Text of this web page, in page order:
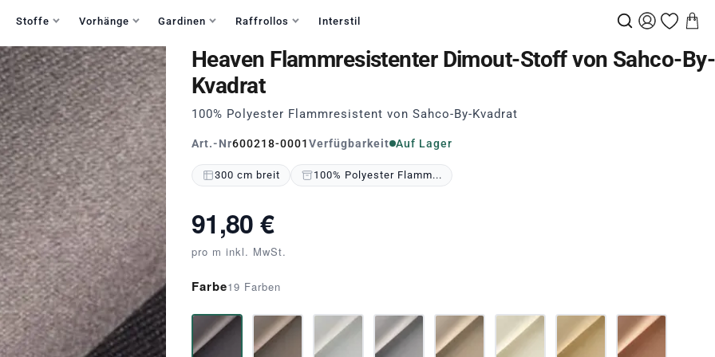
Stoffe Vorhänge Gardinen Raffrollos Interstil
Heaven Flammresistenter Dimout-Stoff von Sahco-By-
Kvadrat
100% Polyester Flammresistent von Sahco-By-Kvadrat
Art.-Nr600218-0001Verfügbarkeit Auf Lager
300 cm breit 100% Polyester Flamm...
91,80 €
pro m inkl. MwSt.
Farbe19 Farben